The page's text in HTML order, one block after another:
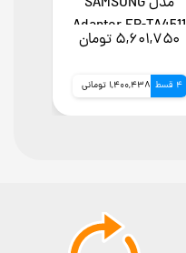
Adapter EP-TA4511
۵,۶۰۱,۷۵۰ تومان
4 قسط 1,400,438 تومانی